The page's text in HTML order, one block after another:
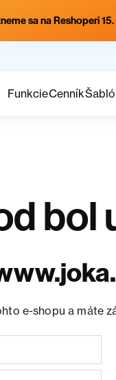
sa na Reshoperi 15.
FunkcieCenník
bol
e-shopu a máte